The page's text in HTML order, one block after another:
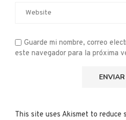
Guarde mi nombre, correo
este navegador para la próxima
This site uses Akismet to reduce